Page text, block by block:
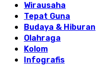
Wirausaha
Tepat Guna
Budaya & Hiburan
Olahraga
Kolom
Infografis